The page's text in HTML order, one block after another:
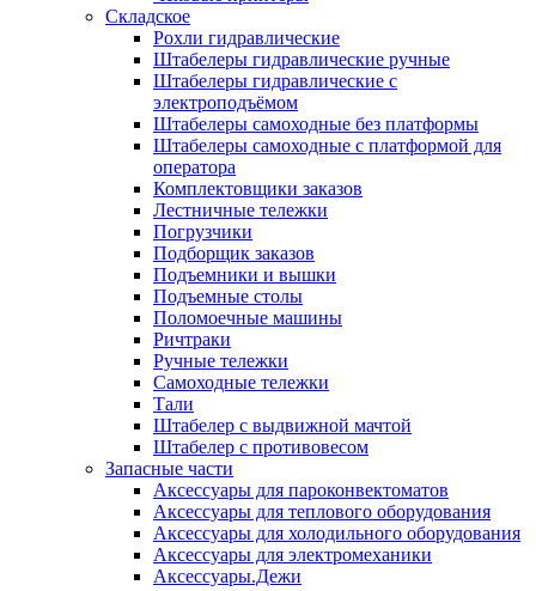
Складское
Рохли гидравлические
Штабелеры гидравлические ручные
Штабелеры гидравлические с
электроподъёмом
Штабелеры самоходные без платформы
Штабелеры самоходные с платформой для
оператора
Комплектовщики заказов
Лестничные тележки
Погрузчики
Подборщик заказов
Подъемники и вышки
Подъемные столы
Поломоечные машины
Ричтраки
Ручные тележки
Самоходные тележки
Тали
Штабелер с выдвижной мачтой
Штабелер с противовесом
Запасные части
Аксессуары для пароконвектоматов
Аксессуары для теплового оборудования
Аксессуары для холодильного оборудования
Аксессуары для электромеханики
Аксессуары.Дежи